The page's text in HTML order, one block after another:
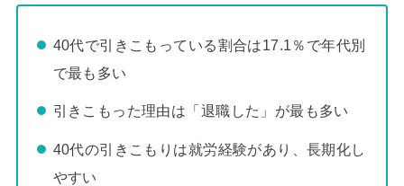
40代で引きこもっている割合は17.1％で年代別
で最も多い
引きこもった理由は「退職した」が最も多い
40代の引きこもりは就労経験があり、長期化し
やすい